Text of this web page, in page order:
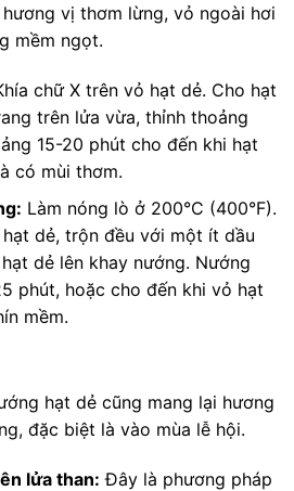
vị thơm lừng, vỏ ngoài hơi
mềm ngọt.
chữ X trên vỏ hạt dẻ. Cho hạt
trên lửa vừa, thỉnh thoảng
15-20 phút cho đến khi hạt
có mùi thơm.
Làm nóng lò ở 200°C (400°F).
dẻ, trộn đều với một ít dầu
dẻ lên khay nướng. Nướng
phút, hoặc cho đến khi vỏ hạt
mềm.
hạt dẻ cũng mang lại hương
đặc biệt là vào mùa lễ hội.
lửa than: Đây là phương pháp